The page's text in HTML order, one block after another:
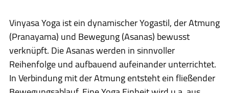
Sportangebote
Über uns
Vinyasa Yoga ist ein dynamischer Yogastil, der Atmung
(Pranayama) und Bewegung (Asanas) bewusst
verknüpft. Die Asanas werden in sinnvoller
Reihenfolge und aufbauend aufeinander unterrichtet.
In Verbindung mit der Atmung entsteht ein fließender